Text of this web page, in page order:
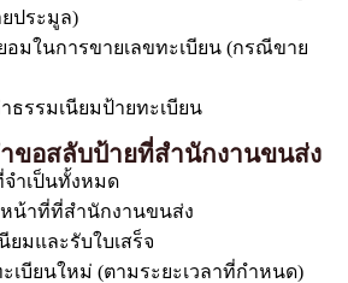
ประมูล)
อมในการขายเลขทะเบียน (กรณีขาย
ธรรมเนียมป้ายทะเบียน
ขอสลับป้ายที่สำนักงานขนส่ง
จำเป็นทั้งหมด
น้าที่ที่สำนักงานขนส่ง
ยมและรับใบเสร็จ
เบียนใหม่ (ตามระยะเวลาที่กำหนด)